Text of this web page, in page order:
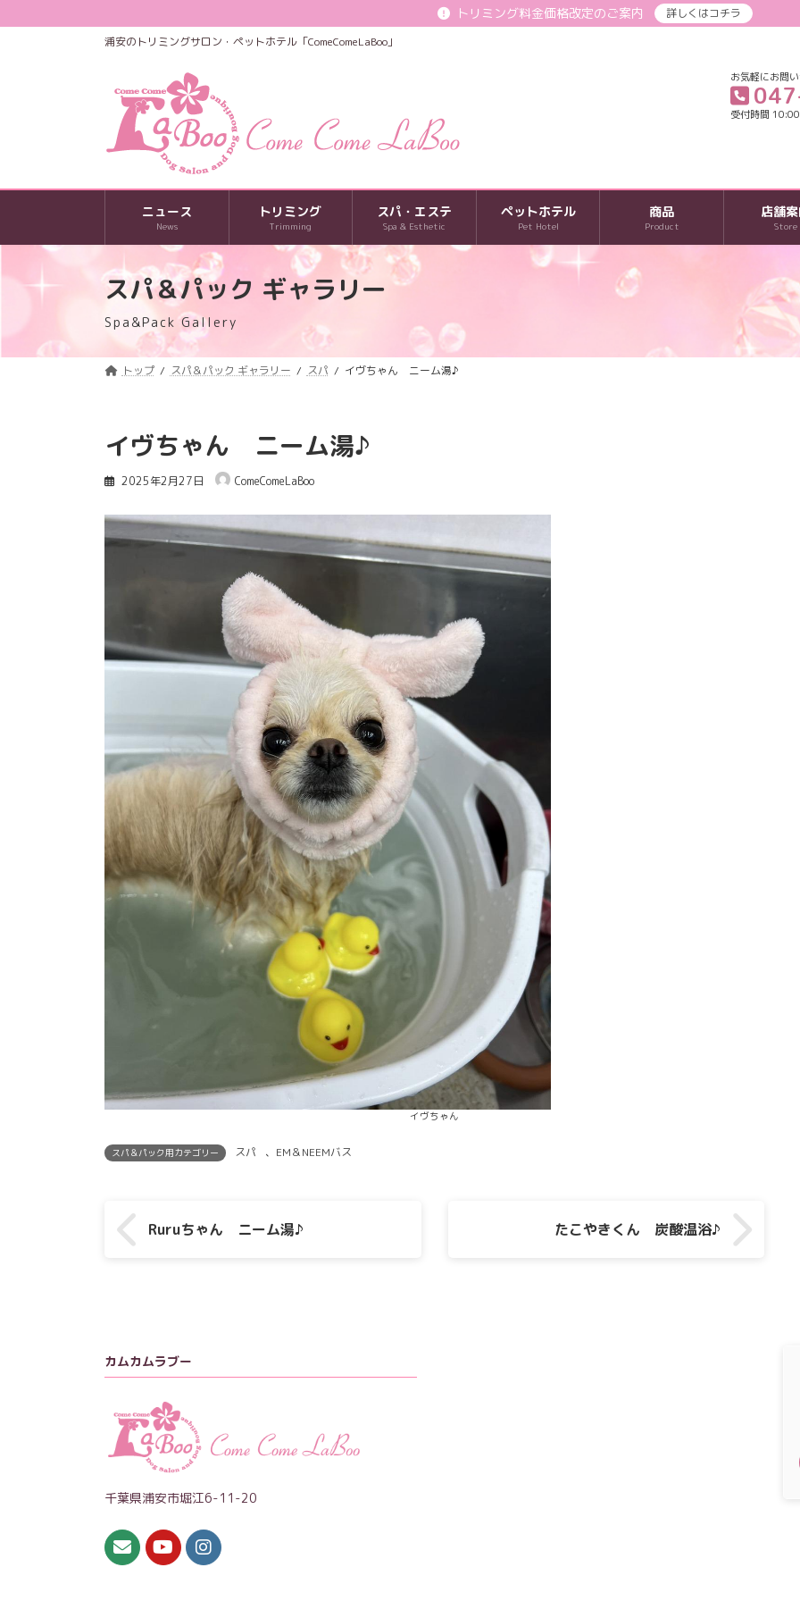
ン
ビ
トリミング料金価格改定のご案内
詳しくはコチラ
浦安のトリミングサロン・ペットホテル「ComeComeLaBoo」
お気軽にお問
受付時間
ニュース
News
トリミング
Trimming
スパ・エステ
Spa & Esthetic
ペットホテル
Pet Hotel
商品
Product
店舗
Store
スパ＆パック ギャラリー
Spa&Pack Gallery
トップ スパ＆パック ギャラリー スパ イヴちゃん ニーム湯♪
イヴちゃん ニーム湯♪
2025年2月27日 ComeComeLaBoo
イヴちゃん
スパ＆パック用カテゴリー スパ 、 EM＆NEEMバス
Ruruちゃん ニーム湯♪ たこやきくん 炭酸温浴♪
カムカムラブー
千葉県浦安市堀江6-11-20